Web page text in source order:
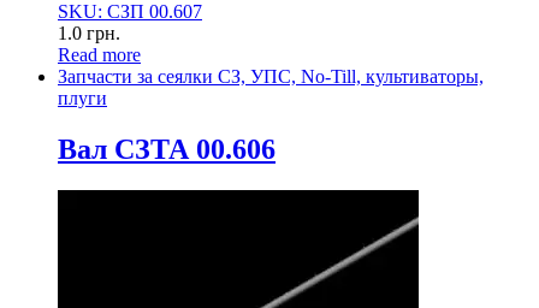
SKU: СЗП 00.607
1.0 грн.
Read more
Запчасти за сеялки СЗ, УПС, No-Till, культиваторы,
плуги
Вал СЗТА 00.606